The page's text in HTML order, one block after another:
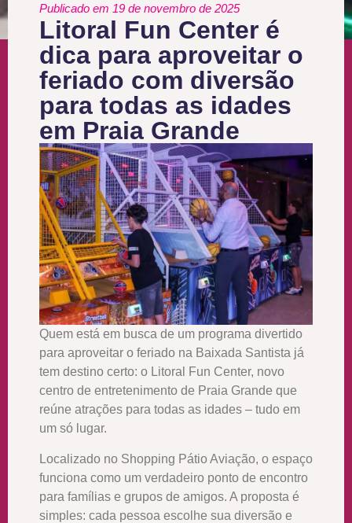
Publicado em 19 de novembro de 2025
Litoral Fun Center é
dica para aproveitar o
feriado com diversão
para todas as idades
em Praia Grande
Quem está em busca de um programa divertido
para aproveitar o feriado na Baixada Santista já
tem destino certo: o Litoral Fun Center, novo
centro de entretenimento de Praia Grande que
reúne atrações para todas as idades – tudo em
um só lugar.
Localizado no Shopping Pátio Aviação, o espaço
funciona como um verdadeiro ponto de encontro
para famílias e grupos de amigos. A proposta é
simples: cada pessoa escolhe sua diversão e